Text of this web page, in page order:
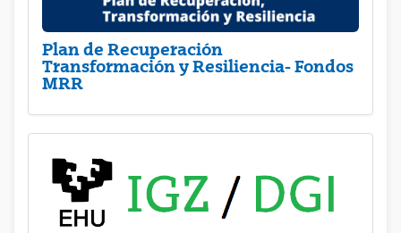
Plan de Recuperación
Transformación y Resiliencia- Fondos
MRR